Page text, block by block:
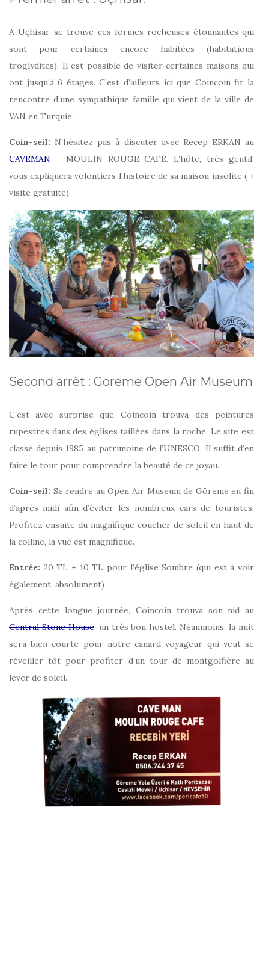
A Uçhisar se trouve ces formes rocheuses étonnantes qui
sont pour certaines encore habitées (habitations
troglydites). Il est possible de visiter certaines maisons qui
ont jusqu’à 6 étages. C’est d’ailleurs ici que Coincoin fit la
rencontre d’une sympathique famille qui vient de la ville de
VAN en Turquie.
Coin-seil: N’hésitez pas à discuter avec Recep ERKAN au
CAVEMAN – MOULIN ROUGE CAFÉ. L’hôte, très gentil,
vous expliquera volontiers l’histoire de sa maison insolite ( +
visite gratuite)
Second arrêt : Göreme Open Air Museum
C’est avec surprise que Coincoin trouva des peintures
rupestres dans des églises taillées dans la roche. Le site est
classé depuis 1985 au patrimoine de l’UNESCO. Il suffit d’en
faire le tour pour comprendre la beauté de ce joyau.
Coin-seil: Se rendre au Open Air Museum de Göreme en fin
d’après-midi afin d’éviter les nombreux cars de touristes.
Profitez ensuite du magnifique coucher de soleil en haut de
la colline, la vue est magnifique.
Entrée: 20 TL + 10 TL pour l’église Sombre (qui est à voir
également, absolument)
Après cette longue journée, Coincoin trouva son nid au
Central Stone House, un très bon hostel. Néanmoins, la nuit
sera bien courte pour notre canard voyageur qui veut se
réveiller tôt pour profiter d’un tour de montgolfière au
lever de soleil.